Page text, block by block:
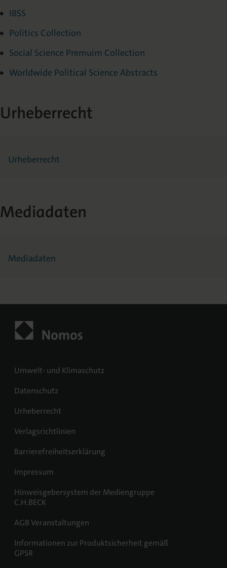
IBSS
Politics Collection
Social Science Premuim Collection
Worldwide Political Science Abstracts
Urheberrecht
Urheberrecht
Mediadaten
Mediadaten
Umwelt- und Klimaschutz
Datenschutz
Urheberrecht
Verlagsrichtlinien
Barrierefreiheitserklärung
Impressum
Hinweisgebersystem der Mediengruppe
C.H.BECK
AGB Veranstaltungen
Informationen zur Produktsicherheit gemäß
GPSR